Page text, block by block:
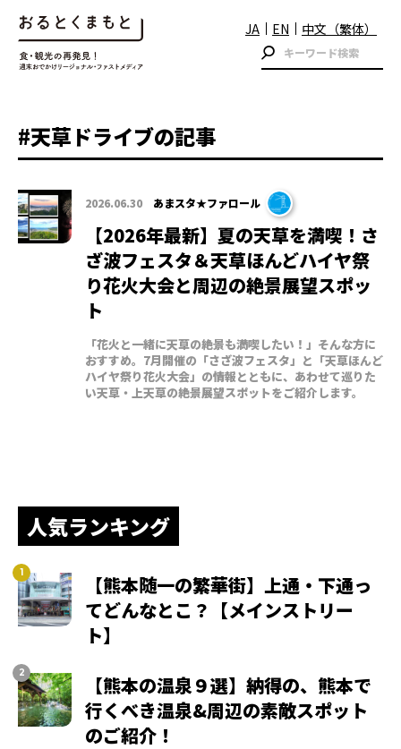
JA EN 中文（繁体）
#天草ドライブの記事
2026.06.30 あまスタ★ファロール
【2026年最新】夏の天草を満喫！さ
ざ波フェスタ＆天草ほんどハイヤ祭
り花火大会と周辺の絶景展望スポッ
ト
「花火と一緒に天草の絶景も満喫したい！」そんな方に
おすすめ。7月開催の「さざ波フェスタ」と「天草ほんど
ハイヤ祭り花火大会」の情報とともに、あわせて巡りた
い天草・上天草の絶景展望スポットをご紹介します。
人気ランキング
【熊本随一の繁華街】上通・下通っ
てどんなとこ？【メインストリー
ト】
【熊本の温泉９選】納得の、熊本で
行くべき温泉&周辺の素敵スポット
のご紹介！